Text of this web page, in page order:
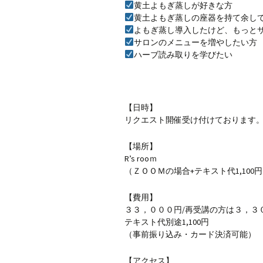
黄土よもぎ蒸しが好きな方
黄土よもぎ蒸しの座器を持て余し
よもぎ蒸し導入したけど、もっと
サロンのメニューを増やしたい方
ハーブ読み取りを学びたい
【日時】
リクエスト開催受け付けております。
【場所】
R’s rooｍ
（ＺＯＯＭの場合+テキスト代1,100円
【費用】
３３，０００円/再受講の方は３，３
テキスト代別途1,100円
（事前振り込み・カード決済可能）
【アクセス】